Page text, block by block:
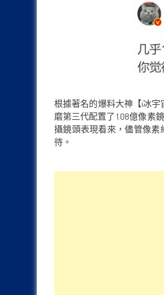
根據著名的爆料大神【i冰宇
磨第三代配置了 1.08億像素
攝鏡頭表現看來，儘管像素
待。